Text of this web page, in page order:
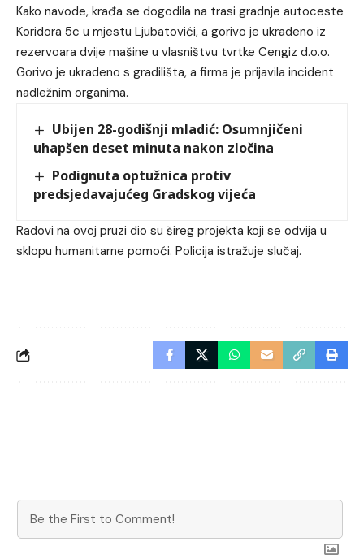
Kako navode, krađa se dogodila na trasi gradnje autoceste
Koridora 5c u mjestu Ljubatovići, a gorivo je ukradeno iz
rezervoara dvije mašine u vlasništvu tvrtke Cengiz d.o.o.
Gorivo je ukradeno s gradilišta, a firma je prijavila incident
nadležnim organima.
Ubijen 28-godišnji mladić: Osumnjičeni
uhapšen deset minuta nakon zločina
Podignuta optužnica protiv
predsjedavajućeg Gradskog vijeća
Radovi na ovoj pruzi dio su šireg projekta koji se odvija u
sklopu humanitarne pomoći. Policija istražuje slučaj.